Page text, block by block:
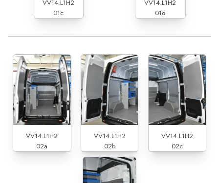
VV14.L1H2
01c
VV14.L1H2
01d
VV14.L1H2
02a
VV14.L1H2
02b
VV14.L1H2
02c